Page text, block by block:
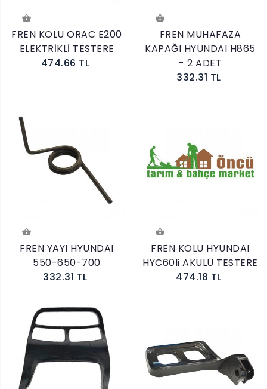
FREN KOLU ORAC E200
ELEKTRİKLİ TESTERE
474.66 TL
FREN MUHAFAZA
KAPAĞI HYUNDAI H865
- 2 ADET
332.31 TL
FREN YAYI HYUNDAI
550-650-700
332.31 TL
FREN KOLU HYUNDAI
HYC60li AKÜLÜ TESTERE
474.18 TL